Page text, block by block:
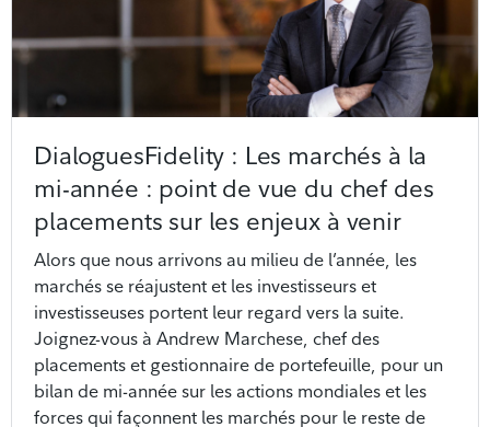
DialoguesFidelity : Les marchés à la
mi-année : point de vue du chef des
placements sur les enjeux à venir
Alors que nous arrivons au milieu de l’année, les
marchés se réajustent et les investisseurs et
investisseuses portent leur regard vers la suite.
Joignez-vous à Andrew Marchese, chef des
placements et gestionnaire de portefeuille, pour un
bilan de mi-année sur les actions mondiales et les
forces qui façonnent les marchés pour le reste de